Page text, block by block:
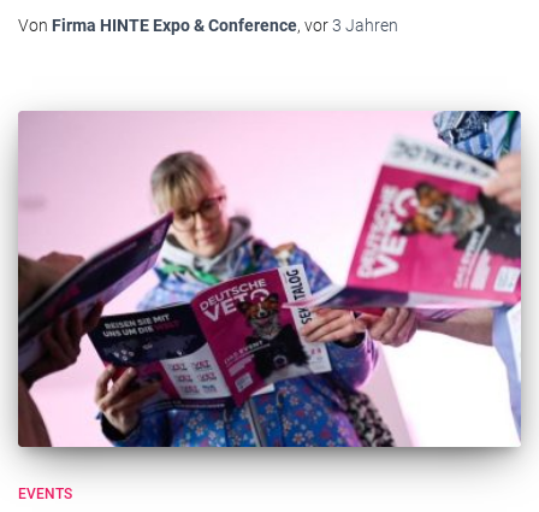
Von Firma HINTE Expo & Conference, vor3 Jahren
EVENTS